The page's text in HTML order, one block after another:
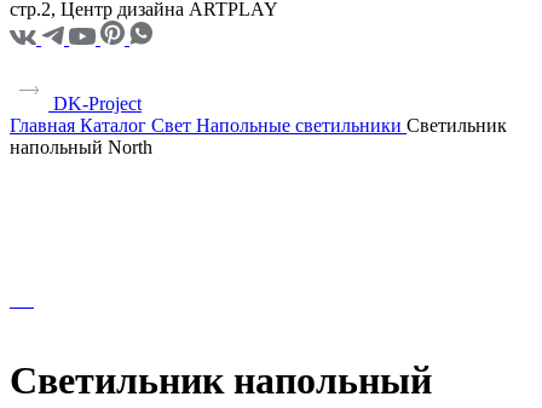
стр.2, Центр дизайна ARTPLAY
DK-Project
Главная Каталог Свет Напольные светильники Светильник
напольный North
Светильник напольный